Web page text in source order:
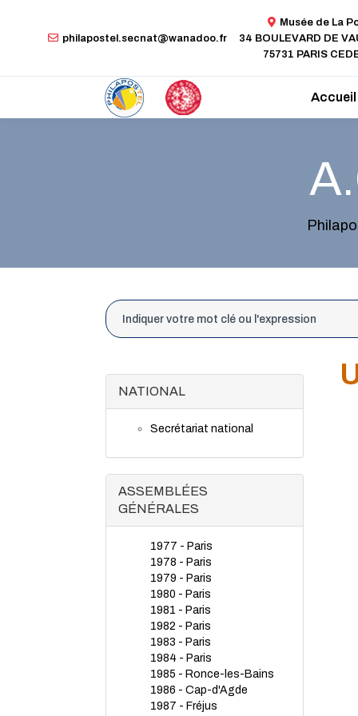
philapostel.secnat@wanadoo.fr
Musée de La
34 BOULEVARD DE
75731 PARIS
Accueil
NATIONAL
Secrétariat national
ASSEMBLÉES
GÉNÉRALES
1977 - Paris
1978 - Paris
1979 - Paris
1980 - Paris
1981 - Paris
1982 - Paris
1983 - Paris
1984 - Paris
1985 - Ronce-les-Bains
1986 - Cap-d'Agde
1987 - Fréjus